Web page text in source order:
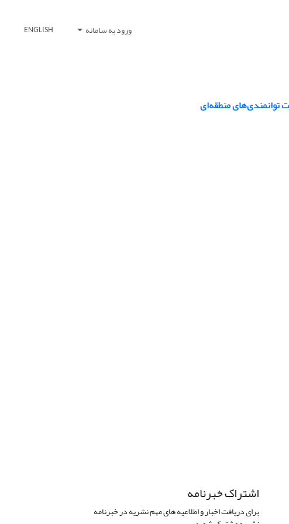
ورود به سامانه ENGLISH
توانمندی‌های منطقه‌ای
اشتراک خبرنامه
برای دریافت اخبار و اطلاعیه های مهم نشریه در خبرنامه